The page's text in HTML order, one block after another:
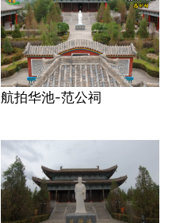
航拍华池-范公祠